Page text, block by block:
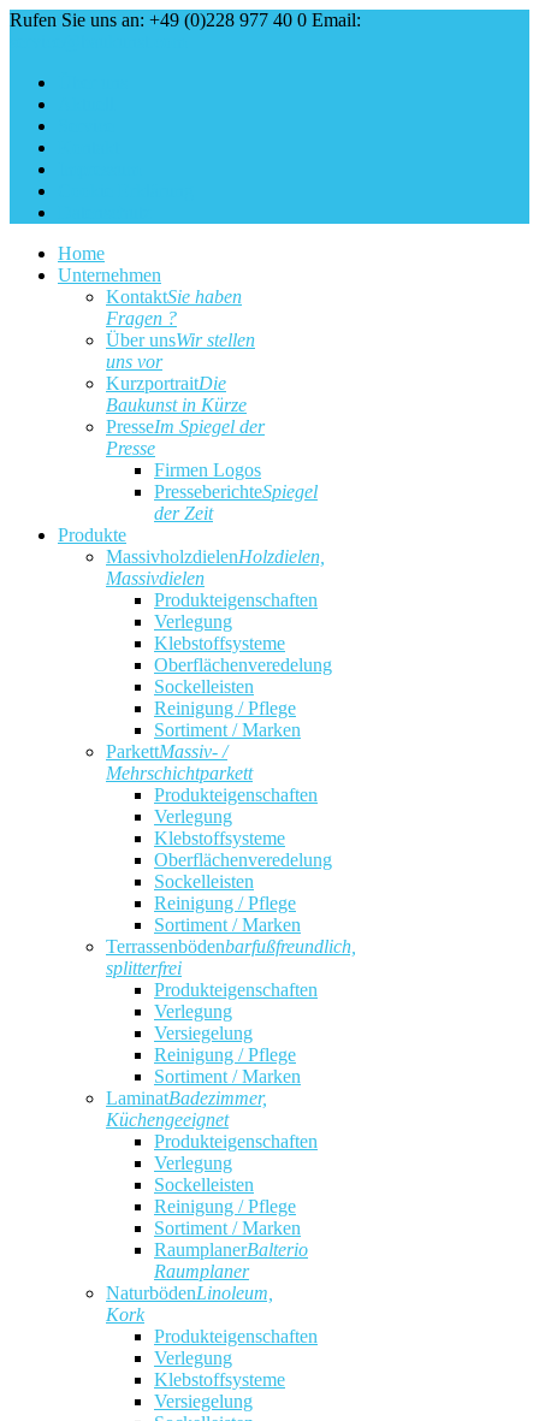
Rufen Sie uns an: +49 (0)228 977 40 0 Email:
Home
Unternehmen
KontaktSie haben
Fragen ?
Über unsWir stellen
uns vor
KurzportraitDie
Baukunst in Kürze
PresseIm Spiegel der
Presse
Firmen Logos
PresseberichteSpiegel
der Zeit
Produkte
MassivholzdielenHolzdielen,
Massivdielen
Produkteigenschaften
Verlegung
Klebstoffsysteme
Oberflächenveredelung
Sockelleisten
Reinigung / Pflege
Sortiment / Marken
ParkettMassiv- /
Mehrschichtparkett
Produkteigenschaften
Verlegung
Klebstoffsysteme
Oberflächenveredelung
Sockelleisten
Reinigung / Pflege
Sortiment / Marken
Terrassenbödenbarfußfreundlich,
splitterfrei
Produkteigenschaften
Verlegung
Versiegelung
Reinigung / Pflege
Sortiment / Marken
LaminatBadezimmer,
Küchengeeignet
Produkteigenschaften
Verlegung
Sockelleisten
Reinigung / Pflege
Sortiment / Marken
RaumplanerBalterio
Raumplaner
NaturbödenLinoleum,
Kork
Produkteigenschaften
Verlegung
Klebstoffsysteme
Versiegelung